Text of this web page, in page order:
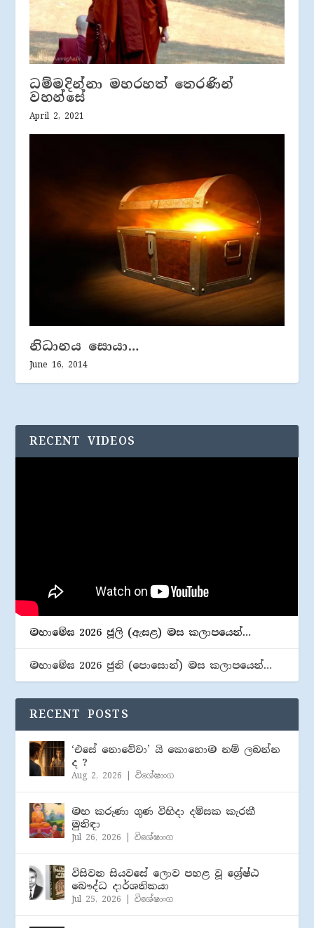
ධම්මදින්නා මහරහත් තෙරණින්
වහන්සේ
April 2, 2021
නිධානය සොයා…
June 16, 2014
RECENT VIDEOS
මහාමේඝ 2026 ජූලි (​ඇසළ) මස කලාපයෙන්…
මහාමේඝ 2026 ජුනි (​පොසොන්) මස කලාපයෙන්…
RECENT POSTS
‘එසේ නොවේවා’ යි කොහොම නම් ලබන්න
ද ?
Aug 2, 2026 |විශේෂාංග
මහ කරුණා ගුණ විහිදා දම්සක කැරකී
මුනිඳා
Jul 26, 2026 |විශේෂාංග
විසිවන සියවසේ ලොව පහළ වූ ශ්‍රේෂ්ඨ
බෞද්ධ දාර්ශනිකයා
Jul 25, 2026 |විශේෂාංග